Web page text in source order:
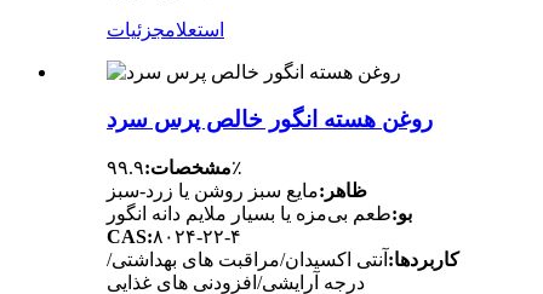
استعلامجزئیات
روغن هسته انگور خالص پرس سرد
مشخصات:۹۹.۹٪
ظاهر:مایع سبز روشن یا زرد-سبز
بو:طعم بی‌مزه یا بسیار ملایم دانه انگور
CAS:۸۰۲۴-۲۲-۴
کاربردها: آنتی اکسیدان/مراقبت های بهداشتی/
درجه آرایشی/افزودنی های غذایی